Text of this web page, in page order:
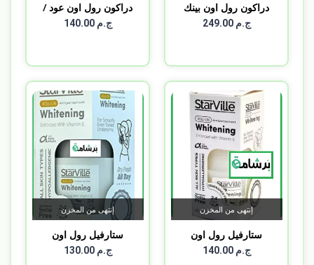
دراكون رول اون بينك
باب...ج.م 249.00
دراكون رول اون عود /
Dr...ج.م 140.00
إنتهى من المخزن
ستارفيل رول اون
وايتينن...
ج.م 140.00
إنتهى من المخزن
ستارفيل رول اون
سيلفر /...
ج.م 130.00